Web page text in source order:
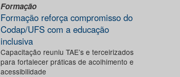
Formação
Formação reforça compromisso do
Codap/UFS com a educação
inclusiva
Capacitação reuniu TAE’s e terceirizados
para fortalecer práticas de acolhimento e
acessibilidade